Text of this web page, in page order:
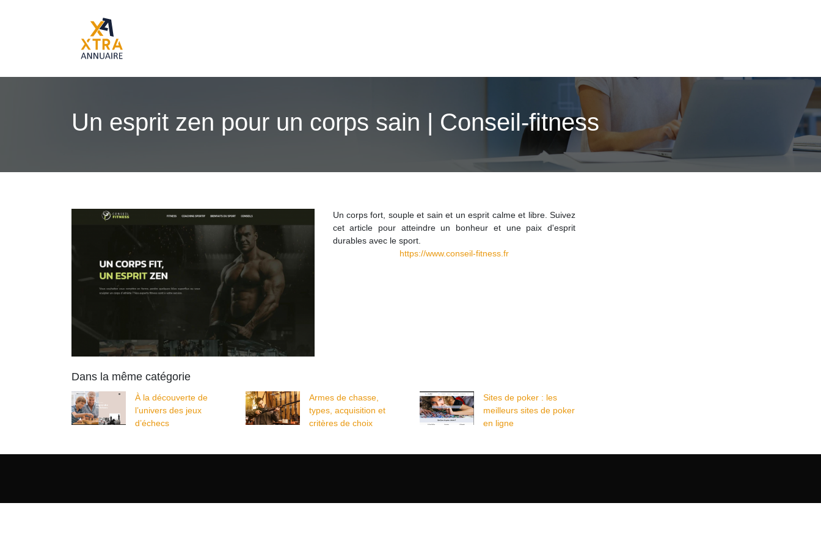
Un esprit zen pour un corps sain | Conseil-fitness
Un corps fort, souple et sain et un esprit calme et libre. Suivez
cet article pour atteindre un bonheur et une paix d'esprit
durables avec le sport.
https://www.conseil-fitness.fr
Dans la même catégorie
À la découverte de
l’univers des jeux
d’échecs
Armes de chasse,
types, acquisition et
critères de choix
Sites de poker : les
meilleurs sites de poker
en ligne